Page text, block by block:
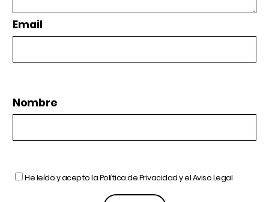
Email
Nombre
He leído y acepto laPolítica de Privacidady elAviso Legal